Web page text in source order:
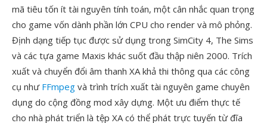
mã tiêu tốn ít tài nguyên tính toán, một cân nhắc quan trọng
cho game vốn dành phần lớn CPU cho render và mô phỏng.
Định dạng tiếp tục được sử dụng trong SimCity 4, The Sims
và các tựa game Maxis khác suốt đầu thập niên 2000. Trích
xuất và chuyển đổi âm thanh XA khả thi thông qua các công
cụ như FFmpeg và trình trích xuất tài nguyên game chuyên
dụng do cộng đồng mod xây dựng. Một ưu điểm thực tế
cho nhà phát triển là tệp XA có thể phát trực tuyến từ đĩa